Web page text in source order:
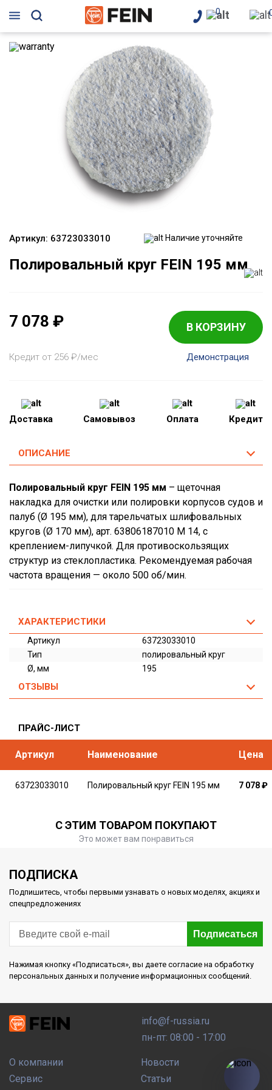
0
Артикул: 63723033010 Наличие уточняйте
Полировальный круг FEIN 195 мм
7 078 ₽ В КОРЗИНУ
Кредит от 256 ₽/мес Демонстрация
Доставка Самовывоз Оплата Кредит
ОПИСАНИЕ
Полировальный круг FEIN 195 мм – щеточная
накладка для очистки или полировки корпусов судов и
палуб (Ø 195 мм), для тарельчатых шлифовальных
кругов (Ø 170 мм), арт. 63806187010 M 14, с
креплением-липучкой. Для противоскользящих
структур из стеклопластика. Рекомендуемая рабочая
частота вращения — около 500 об/мин.
ХАРАКТЕРИСТИКИ
Артикул
63723033010
Тип
полировальный круг
Ø, мм
195
ОТЗЫВЫ
ПРАЙС-ЛИСТ
Артикул Наименование Цена
63723033010 Полировальный круг FEIN 195 мм 7 078₽
С ЭТИМ ТОВАРОМ ПОКУПАЮТ
Это может вам понравиться
ПОДПИСКА
Подпишитесь, чтобы первыми узнавать о новых моделях, акциях и
спецпредложениях
Подписаться
Нажимая кнопку «Подписаться», вы даете согласие на обработку
персональных данных и получение информационных сообщений.
О компании
Сервис
Новости
Статьи
info@f-russia.ru
пн-пт: 08:00 - 17:00